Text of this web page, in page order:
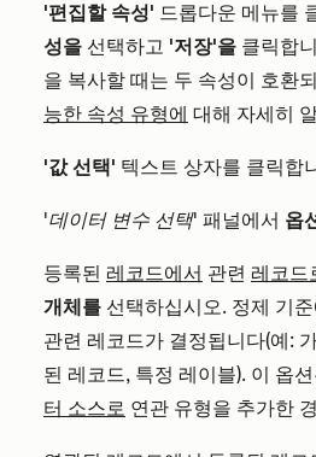
'편집할 속성' 드롭다운 메뉴를
성을 선택하고 '저장'을 클릭합
을 복사할 때는 두 속성이 호환
능한 속성 유형에 대해 자세히
'값 선택' 텍스트 상자를 클릭합
'데이터 변수 선택' 패널에서 옵
등록된 레코드에서 관련 레코드
개체를 선택하십시오. 정제 기
관련 레코드가 결정됩니다(예:
된 레코드, 특정 레이블). 이 옵
터 소스로 연관 유형을 추가한